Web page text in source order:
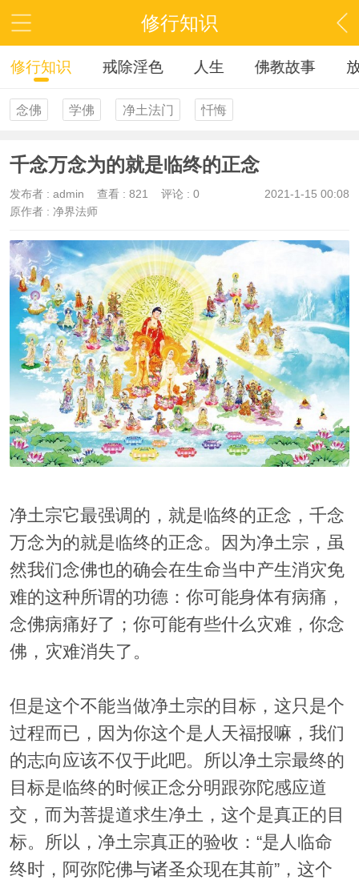
修行知识
修行知识 戒除淫色 人生 佛教故事
念佛 学佛 净土法门 忏悔
千念万念为的就是临终的正念
2021-1-15 00:08
发布者 : admin 查看 : 821
评论 : 0
原作者 : 净界法师
净土宗它最强调的，就是临终的正念，千念
万念为的就是临终的正念。因为净土宗，虽
然我们念佛也的确会在生命当中产生消灾免
难的这种所谓的功德：你可能身体有病痛，
念佛病痛好了；你可能有些什么灾难，你念
佛，灾难消失了。
但是这个不能当做净土宗的目标，这只是个
过程而已，因为你这个是人天福报嘛，我们
的志向应该不仅于此吧。所以净土宗最终的
目标是临终的时候正念分明跟弥陀感应道
交，而为菩提道求生净土，这个是真正的目
标。所以，净土宗真正的验收：“是人临命
终时，阿弥陀佛与诸圣众现在其前”，这个